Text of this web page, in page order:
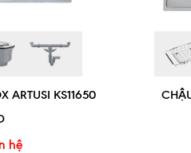
ARTUSI KS11650
hệ